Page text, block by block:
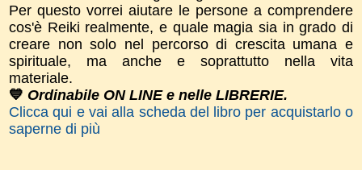
Per questo vorrei aiutare le persone a comprendere
cos'è Reiki realmente, e quale magia sia in grado di
creare non solo nel percorso di crescita umana e
spirituale, ma anche e soprattutto nella vita
materiale.
💙 Ordinabile ON LINE e nelle LIBRERIE.
Clicca qui e vai alla scheda del libro per acquistarlo o
saperne di più